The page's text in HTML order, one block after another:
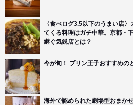
〈食べログ3.5以下のうまい店
てくる料理はガチ中華。京都・
継ぐ気鋭店とは？
今が旬！ プリン王子おすすめの
海外で認められた劇場型おまか